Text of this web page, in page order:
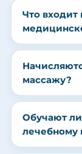
Что входит
массажу?
Обучают
лечебному